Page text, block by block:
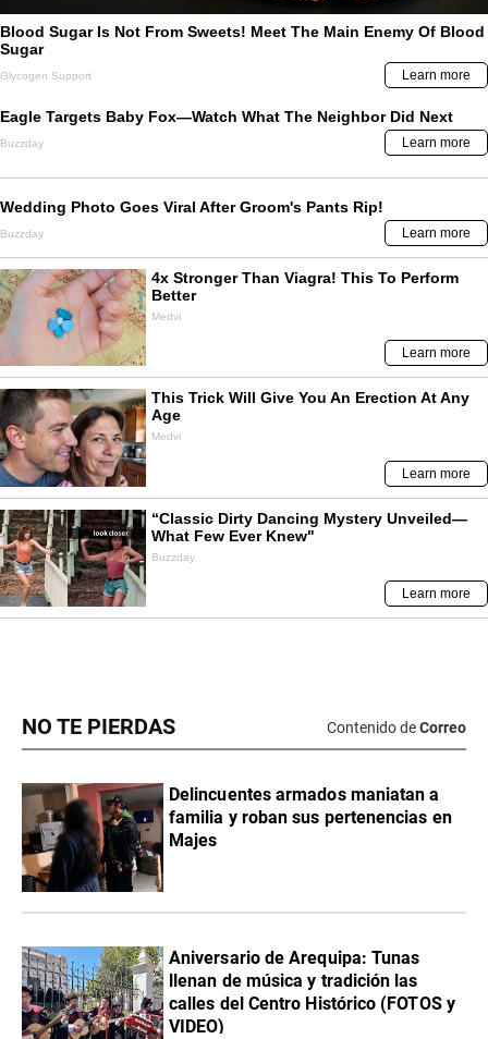
NO TE PIERDAS Contenido deCorreo
Delincuentes armados maniatan a
familia y roban sus pertenencias en
Majes
Aniversario de Arequipa: Tunas
llenan de música y tradición las
calles del Centro Histórico (FOTOS y
VIDEO)